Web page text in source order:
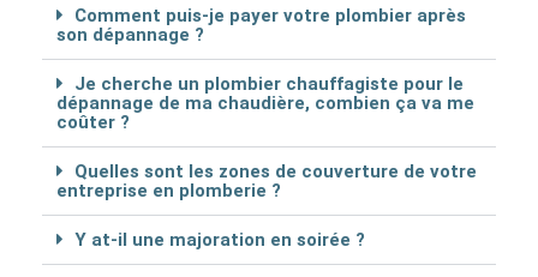
Comment puis-je payer votre plombier après
son dépannage ?
Je cherche un plombier chauffagiste pour le
dépannage de ma chaudière, combien ça va me
coûter ?
Quelles sont les zones de couverture de votre
entreprise en plomberie ?
Y at-il une majoration en soirée ?